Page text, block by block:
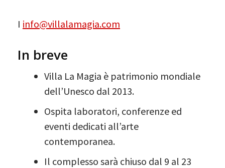
I info@villalamagia.com
In breve
Villa La Magia è patrimonio mondiale
dell’Unesco dal 2013.
Ospita laboratori, conferenze ed
eventi dedicati all’arte
contemporanea.
Il complesso sarà chiuso dal 9 al 23